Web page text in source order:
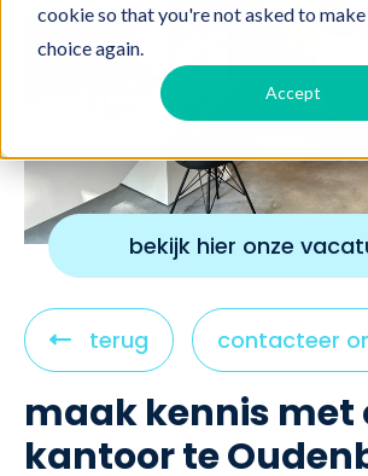
cookie so that you're not asked to
choice again.
Accept
bekijk hier onze
C
l
i
c
terug contacteer
maak kennis met
kantoor te